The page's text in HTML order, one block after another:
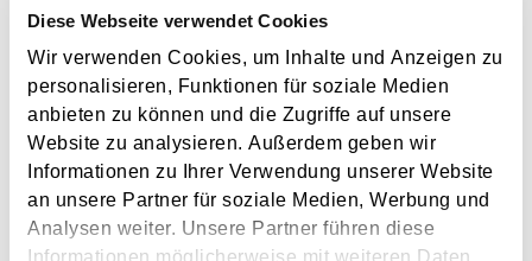
Diese Webseite verwendet Cookies
Wir verwenden Cookies, um Inhalte und Anzeigen zu
personalisieren, Funktionen für soziale Medien
anbieten zu können und die Zugriffe auf unsere
Website zu analysieren. Außerdem geben wir
Informationen zu Ihrer Verwendung unserer Website
an unsere Partner für soziale Medien, Werbung und
Analysen weiter. Unsere Partner führen diese
Informationen möglicherweise mit weiteren Daten
Problemstellung und rechtlicher Hintergrund Tagesgelder
sollen Verpflegungsmehraufwendungen ausgleichen, welche
im Zuge von Dienstreisen (beruflich bedingten Reisen) durch
die Unkenntnis über die lokale Gastronomie resultieren –
typischerweise stellt sich das Problem in der...
Langtext
empfehlen drucken